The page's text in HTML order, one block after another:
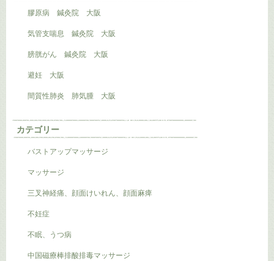
膠原病 鍼灸院 大阪
気管支喘息 鍼灸院 大阪
膀胱がん 鍼灸院 大阪
避妊 大阪
間質性肺炎 肺気腫 大阪
カテゴリー
バストアップマッサージ
マッサージ
三叉神経痛、顔面けいれん、顔面麻痺
不妊症
不眠、うつ病
中国磁療棒排酸排毒マッサージ